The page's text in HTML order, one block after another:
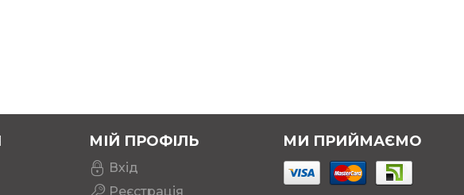
МІЙ ПРОФІЛЬ
Вхід
Реєстрація
МИ ПРИЙМАЄМО